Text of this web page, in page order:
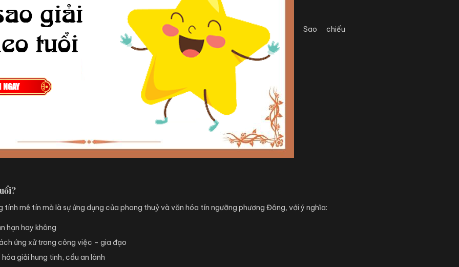
Sao chiếu
tính mê tín mà là sự ứng dụng của phong thuỷ và văn hóa tín ngưỡng phương Đông, với ý nghĩa:
hạn hay không
ứng xử trong công việc – gia đạo
giải hung tinh, cầu an lành